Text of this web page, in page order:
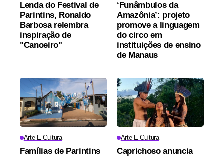
Lenda do Festival de
Parintins, Ronaldo
Barbosa relembra
inspiração de
"Canoeiro"
‘Funâmbulos da
Amazônia’: projeto
promove a linguagem
do circo em
instituições de ensino
de Manaus
Arte E Cultura
Famílias de Parintins
Arte E Cultura
Caprichoso anuncia